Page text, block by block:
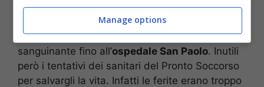
25enne eragià noto alle forze dell’ordine per
. Inoltre subito dopo i colpi, alcuni
conoscenti hanno trasportato il suo corpo
sanguinante fino all’ospedale San Paolo. Inutili
però i tentativi dei sanitari del Pronto Soccorso
per salvargli la vita. Infatti le ferite erano troppo
Manage options